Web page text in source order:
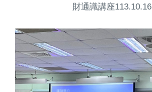
財通識講座113.10.16